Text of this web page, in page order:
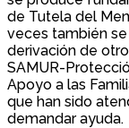
de Tutela del
veces también
derivación de
SAMUR-
Apoyo a las
que han sido
demandar ayuda.